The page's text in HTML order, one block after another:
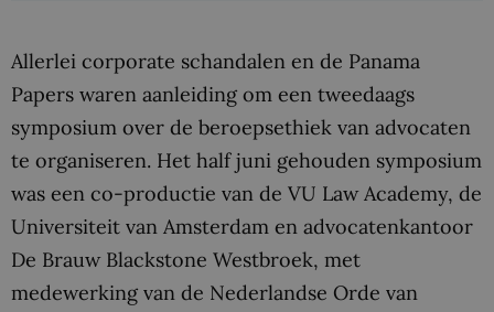
Allerlei corporate schandalen en de Panama
Papers waren aanleiding om een tweedaags
symposium over de beroepsethiek van advocaten
te organiseren. Het half juni gehouden symposium
was een co-productie van de VU Law Academy, de
Universiteit van Amsterdam en advocatenkantoor
De Brauw Blackstone Westbroek, met
medewerking van de Nederlandse Orde van